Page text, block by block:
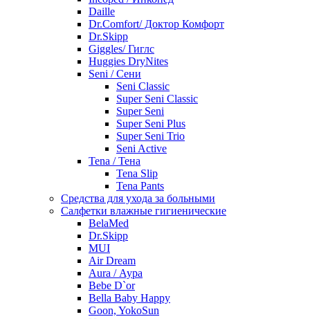
Daille
Dr.Comfort/ Доктор Комфорт
Dr.Skipp
Giggles/ Гиглс
Huggies DryNites
Seni / Сени
Seni Classic
Super Seni Classic
Super Seni
Super Seni Plus
Super Seni Trio
Seni Active
Tena / Тена
Tena Slip
Tena Pants
Средства для ухода за больными
Салфетки влажные гигиенические
BelaMed
Dr.Skipp
MUI
Air Dream
Aura / Аура
Bebe D`or
Bella Baby Happy
Goon, YokoSun